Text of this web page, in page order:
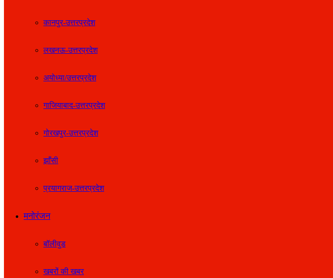
कानपुर-उत्तरप्रदेश
लखनऊ-उत्तरप्रदेश
अयोध्या/उत्तरप्रदेश
गाजियाबाद-उत्तरप्रदेश
गोरखपुर-उत्तरप्रदेश
झाँसी
प्रयागराज-उत्तरप्रदेश
मनोरंजन
बॉलीवुड
खबरों की खबर